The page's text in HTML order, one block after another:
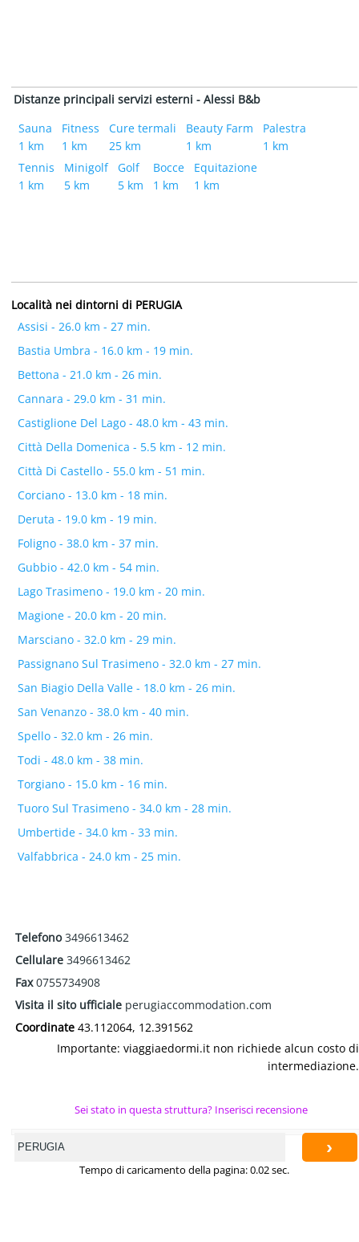
Distanze principali servizi esterni - Alessi B&b
Sauna
1 km
Fitness
1 km
Cure termali
25 km
Beauty Farm
1 km
Palestra
1 km
Tennis
1 km
Minigolf
5 km
Golf
5 km
Bocce
1 km
Equitazione
1 km
Località nei dintorni di PERUGIA
Assisi - 26.0 km - 27 min.
Bastia Umbra - 16.0 km - 19 min.
Bettona - 21.0 km - 26 min.
Cannara - 29.0 km - 31 min.
Castiglione Del Lago - 48.0 km - 43 min.
Città Della Domenica - 5.5 km - 12 min.
Città Di Castello - 55.0 km - 51 min.
Corciano - 13.0 km - 18 min.
Deruta - 19.0 km - 19 min.
Foligno - 38.0 km - 37 min.
Gubbio - 42.0 km - 54 min.
Lago Trasimeno - 19.0 km - 20 min.
Magione - 20.0 km - 20 min.
Marsciano - 32.0 km - 29 min.
Passignano Sul Trasimeno - 32.0 km - 27 min.
San Biagio Della Valle - 18.0 km - 26 min.
San Venanzo - 38.0 km - 40 min.
Spello - 32.0 km - 26 min.
Todi - 48.0 km - 38 min.
Torgiano - 15.0 km - 16 min.
Tuoro Sul Trasimeno - 34.0 km - 28 min.
Umbertide - 34.0 km - 33 min.
Valfabbrica - 24.0 km - 25 min.
Telefono3496613462
Cellulare 3496613462
Fax0755734908
Visita il sito ufficiale perugiaccommodation.com
Coordinate 43.112064, 12.391562
Importante: viaggiaedormi.it non richiede alcun costo di
intermediazione.
Sei stato in questa struttura? Inserisci recensione
›
Tempo di caricamento della pagina: 0.02 sec.